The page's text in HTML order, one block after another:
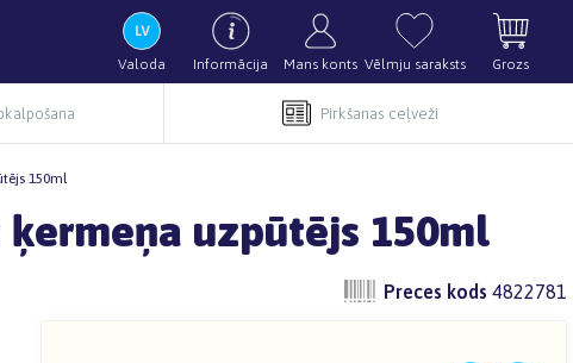
Valoda Informācija Mans konts Vēlmju saraksts Grozs
Pirkšanas ceļveži
150ml
ķermeņa uzpūtējs 150ml
Preces kods 4822781